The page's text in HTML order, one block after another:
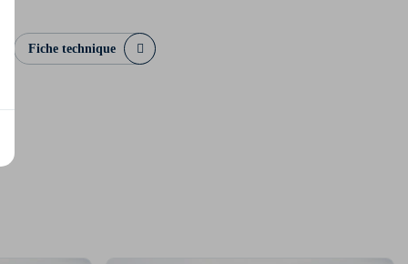
Fiche technique